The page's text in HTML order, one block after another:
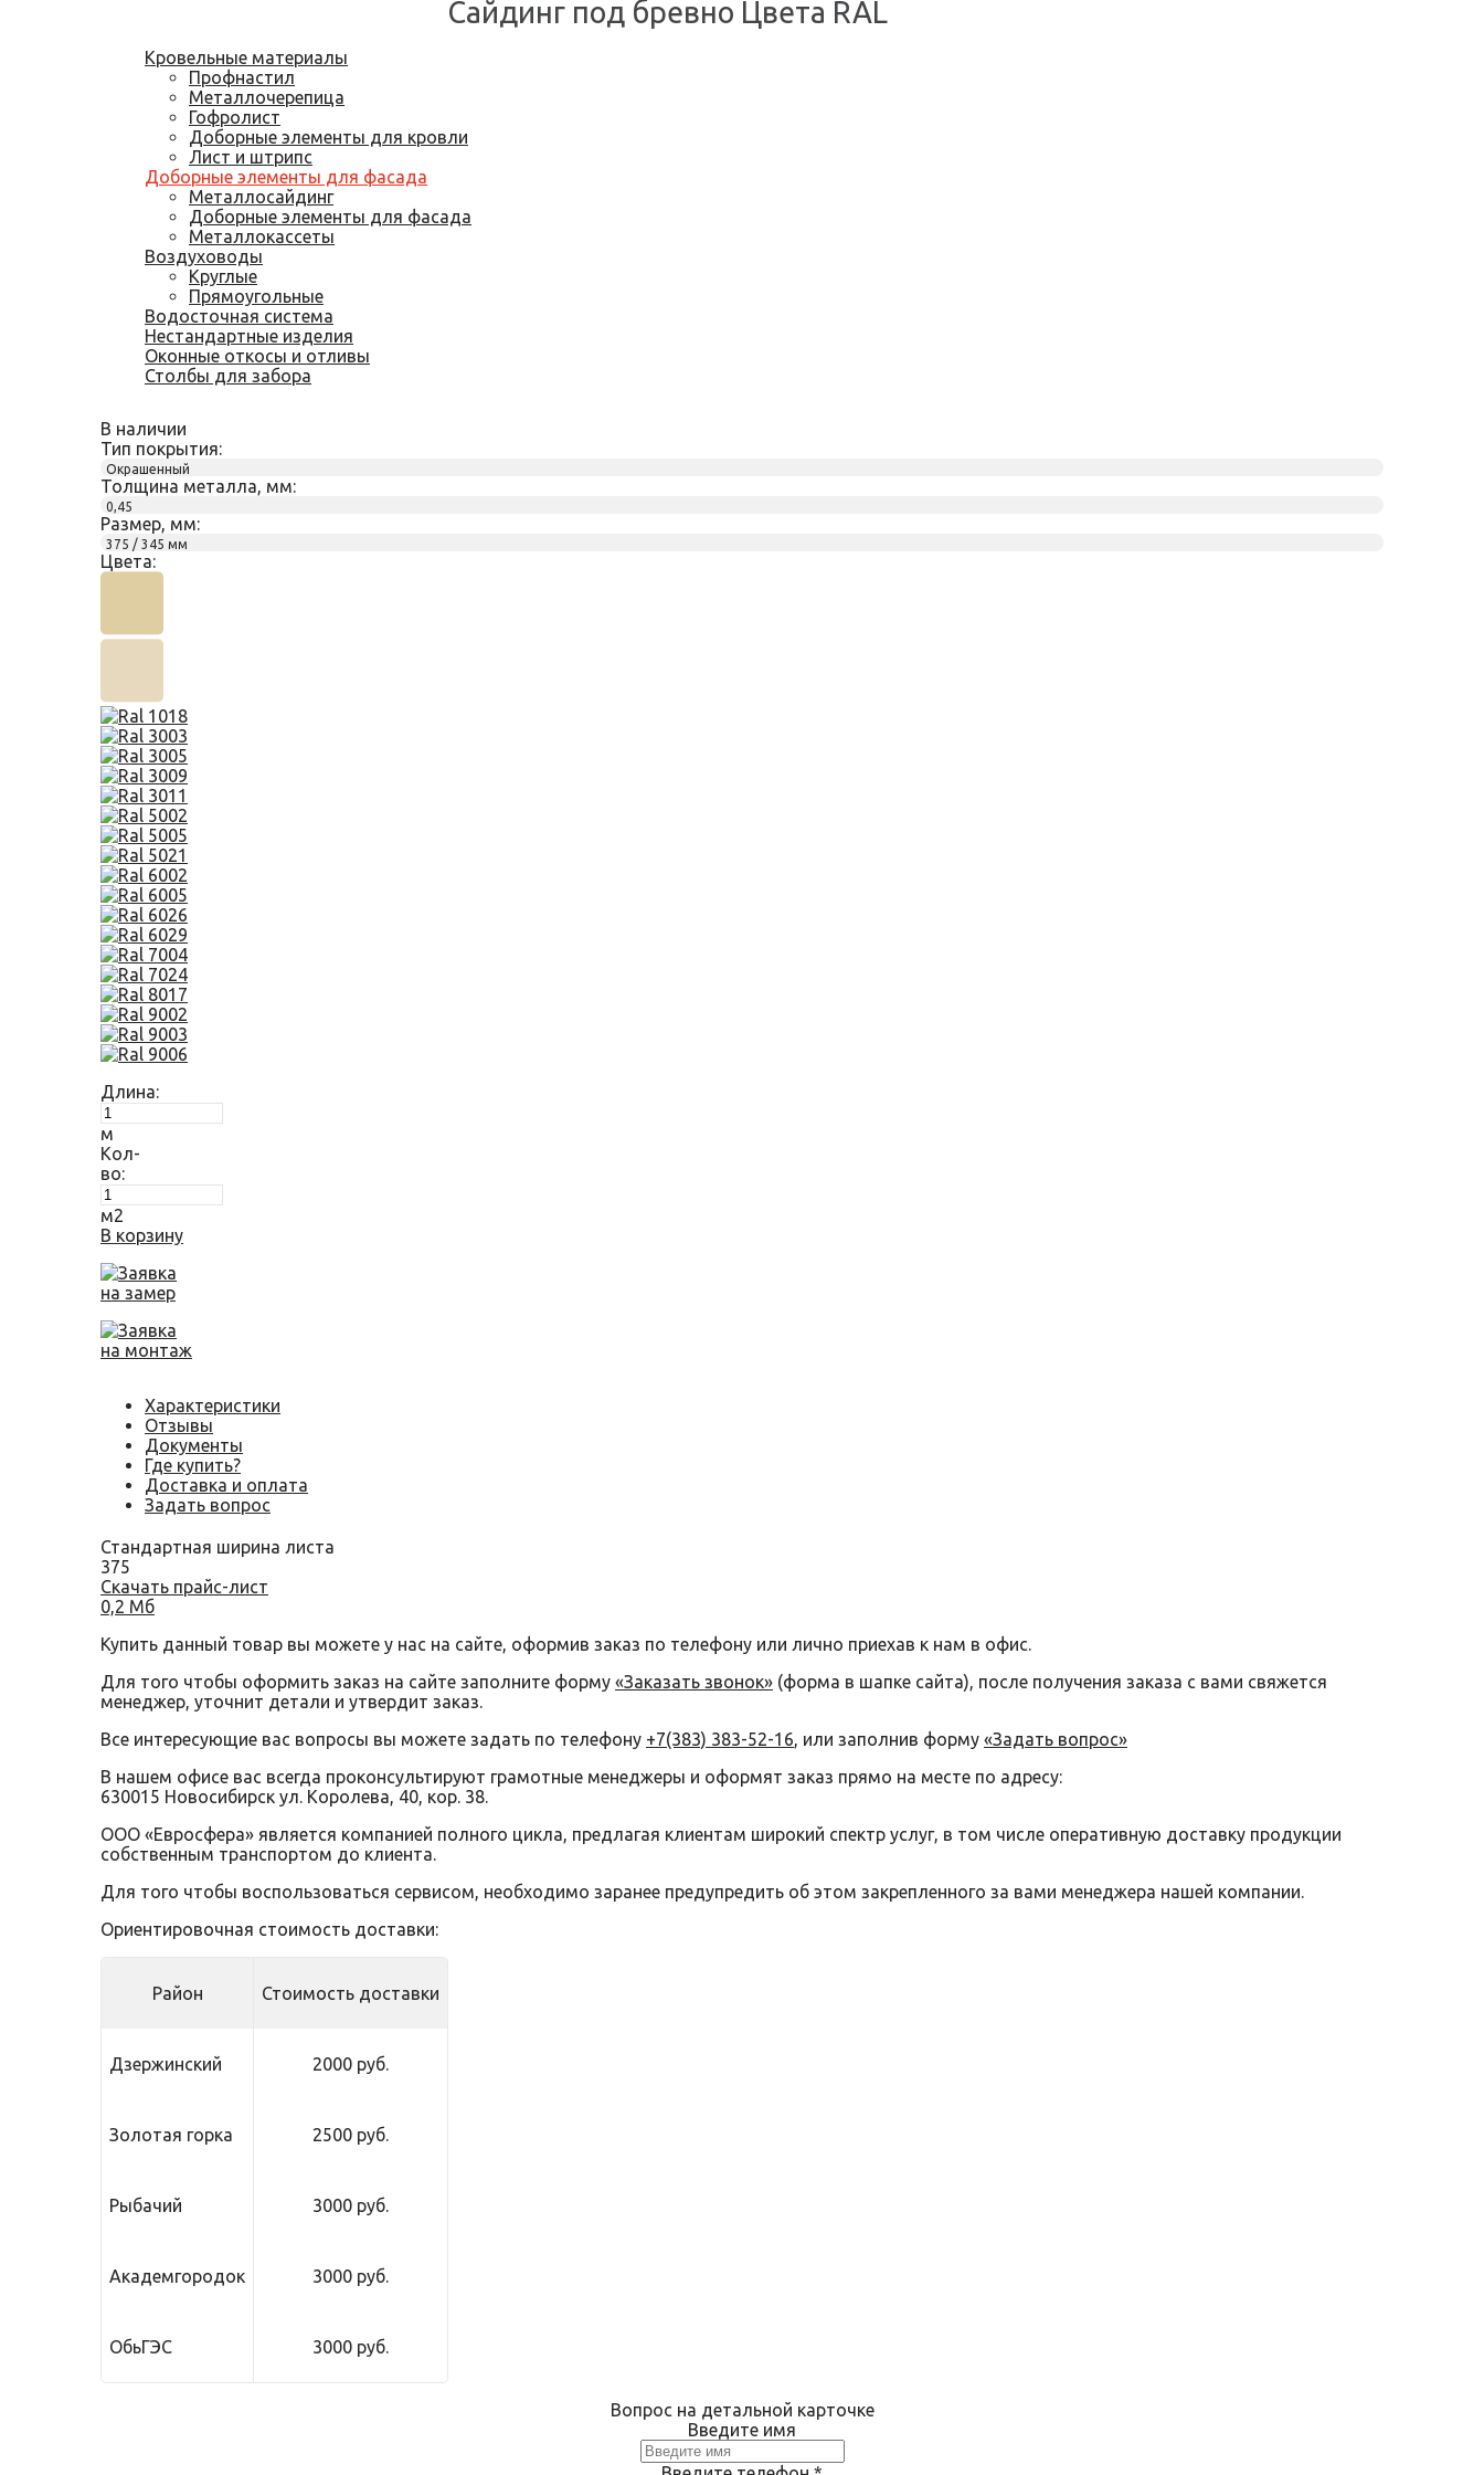
Сайдинг под бревно Цвета RAL
Кровельные материалы
Профнастил
Металлочерепица
Гофролист
Доборные элементы для кровли
Лист и штрипс
Доборные элементы для фасада
Металлосайдинг
Доборные элементы для фасада
Металлокассеты
Воздуховоды
Круглые
Прямоугольные
Водосточная система
Нестандартные изделия
Оконные откосы и отливы
Столбы для забора
В наличии
Тип покрытия:
Окрашенный
Толщина металла, мм:
0,45
Размер, мм:
375 / 345 мм
Цвета:
Длина:
м
Кол-
во:
м2
В корзину
Заявка
на замер
Заявка
на монтаж
Характеристики
Отзывы
Документы
Где купить?
Доставка и оплата
Задать вопрос
Стандартная ширина листа
375
Скачать прайс-лист
0,2 Мб
Купить данный товар вы можете у нас на сайте, оформив заказ по телефону или лично приехав к нам в офис.
Для того чтобы оформить заказ на сайте заполните форму «Заказать звонок» (форма в шапке сайта), после получения заказа с вами свяжется
менеджер, уточнит детали и утвердит заказ.
Все интересующие вас вопросы вы можете задать по телефону +7(383) 383-52-16, или заполнив форму «Задать вопрос»
В нашем офисе вас всегда проконсультируют грамотные менеджеры и оформят заказ прямо на месте по адресу:
630015 Новосибирск ул. Королева, 40, кор. 38.
ООО «Евросфера» является компанией полного цикла, предлагая клиентам широкий спектр услуг, в том числе оперативную доставку продукции
собственным транспортом до клиента.
Для того чтобы воспользоваться сервисом, необходимо заранее предупредить об этом закрепленного за вами менеджера нашей компании.
Ориентировочная стоимость доставки:
Район Стоимость доставки
Дзержинский 2000 руб.
Золотая горка 2500 руб.
Рыбачий 3000 руб.
Академгородок 3000 руб.
ОбьГЭС 3000 руб.
Вопрос на детальной карточке
Введите имя